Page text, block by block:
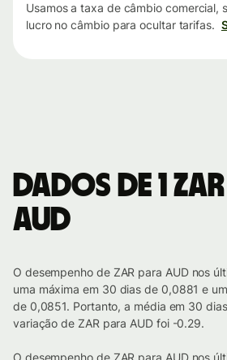
Usamos a taxa de câmbio comercial,
lucro no câmbio para ocultar tarifas.
Dados de 1
AUD
O desempenho de ZAR para AUD nos
uma máxima em 30 dias de 0,0881 e
de 0,0851. Portanto, a média em 30
variação de ZAR para AUD foi -0.29.